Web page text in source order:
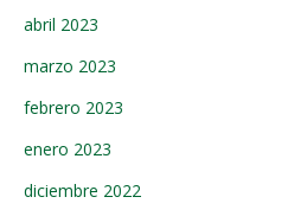
abril 2023
marzo 2023
febrero 2023
enero 2023
diciembre 2022